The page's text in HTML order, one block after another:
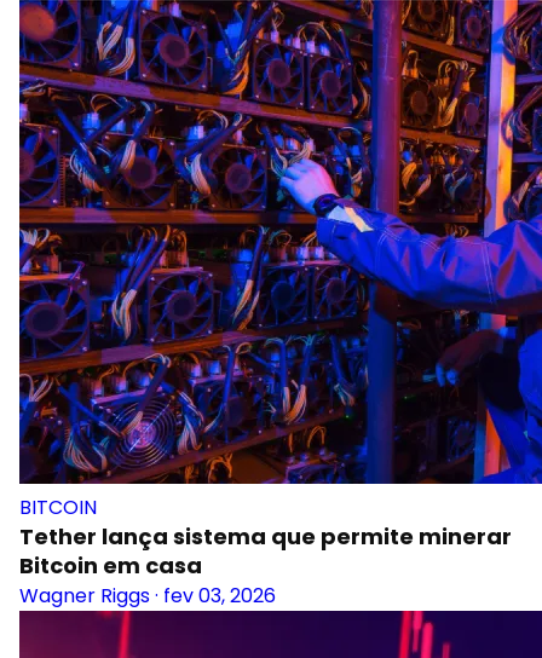
BITCOIN
Tether lança sistema que permite minerar
Bitcoin em casa
Wagner Riggs· fev 03, 2026